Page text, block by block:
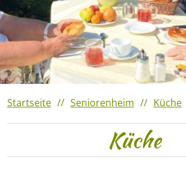
Startseite Seniorenheim Küche
Küche
2023
2021